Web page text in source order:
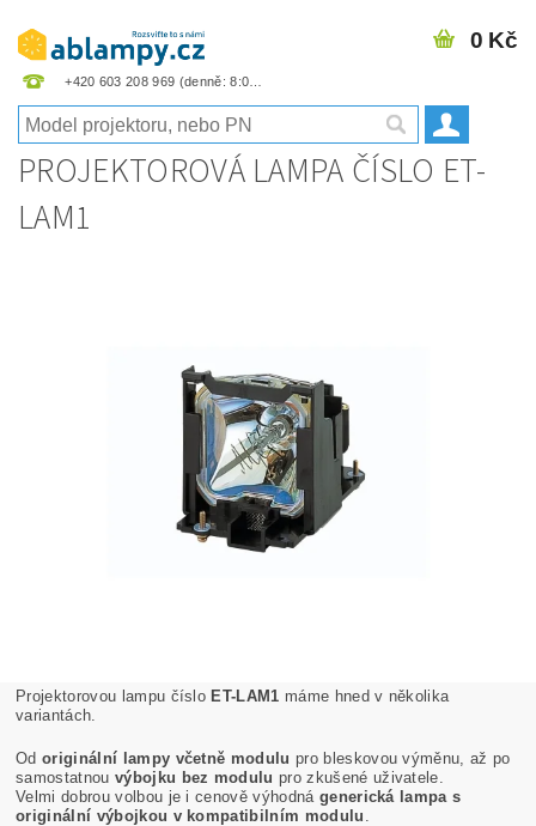
+420 603 208 969
0 Kč
PROJEKTOROVÁ LAMPA ČÍSLO ET-
LAM1
Projektorovou lampu číslo ET-LAM1 máme hned v několika
variantách.
Odoriginální lampy včetně modulu pro bleskovou výměnu, až po
samostatnou výbojku bez modulu pro zkušené uživatele.
Velmi dobrou volbou je i cenově výhodná generická lampa s
originální výbojkou v kompatibilním modulu